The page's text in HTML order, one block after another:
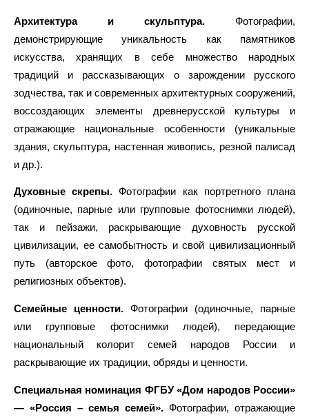
Архитектура и скульптура. Фотографии,
демонстрирующие уникальность как памятников
искусства, хранящих в себе множество народных
традиций и рассказывающих о зарождении русского
зодчества, так и современных архитектурных сооружений,
воссоздающих элементы древнерусской культуры и
отражающие национальные особенности (уникальные
здания, скульптура, настенная живопись, резной палисад
и др.).
Духовные скрепы. Фотографии как портретного плана
(одиночные, парные или групповые фотоснимки людей),
так и пейзажи, раскрывающие духовность русской
цивилизации, ее самобытность и свой цивилизационный
путь (авторское фото, фотографии святых мест и
религиозных объектов).
Семейные ценности. Фотографии (одиночные, парные
или групповые фотоснимки людей), передающие
национальный колорит семей народов России и
раскрывающие их традиции, обряды и ценности.
Специальная номинация ФГБУ «Дом народов России»
— «Россия – семья семей». Фотографии, отражающие